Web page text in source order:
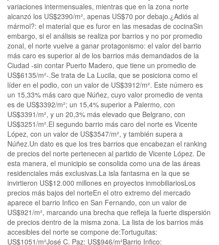
variaciones intermensuales, mientras que en la zona norte
alcanzó los US$2390/m², apenas US$70 por debajo.¿Adiós al
mármol?: el material que es furor en las mesadas de cocinaSin
embargo, si el análisis se realiza por barrios y no por promedio
zonal, el norte vuelve a ganar protagonismo: el valor del barrio
más caro es superior al de los barrios más demandados de la
Ciudad -sin contar Puerto Madero, que tiene un promedio de
US$6135/m²-.Se trata de La Lucila, que se posiciona como el
líder en el podio, con un valor de US$3912/m². Este número es
un 15,33% más caro que Núñez, cuyo valor promedio de venta
es de US$3392/m²; un 15,4% superior a Palermo, con
US$3391/m², y un 20,3% más elevado que Belgrano, con
US$3251/m².El segundo barrio más caro del norte es Vicente
López, con un valor de US$3547/m², y también supera a
Núñez.Un dato es que los tres barrios que encabezan el ranking
de precios del norte pertenecen al partido de Vicente López. De
esta manera, el municipio se consolida como una de las áreas
residenciales más exclusivas.La isla fantasma en la que se
invirtieron US$12.000 millones en proyectos inmobiliariosLos
precios más bajos del norteEn el otro extremo del mercado
aparece el barrio Infico en San Fernando, con un valor de
US$921/m², marcando una brecha que refleja la fuerte dispersión
de precios dentro de la misma zona. La lista de los barrios más
accesibles del norte se compone de:Tortuguitas:
US$1051/m²José C. Paz: US$946/m²Barrio Infico: